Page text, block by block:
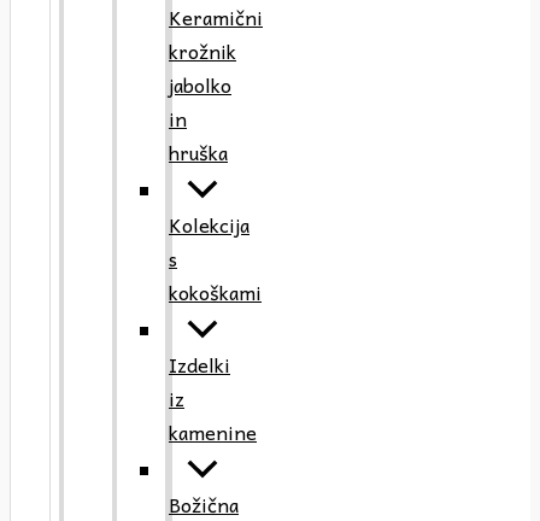
Keramični
krožnik
jabolko
in
hruška
Kolekcija
s
kokoškami
Izdelki
iz
kamenine
Božična